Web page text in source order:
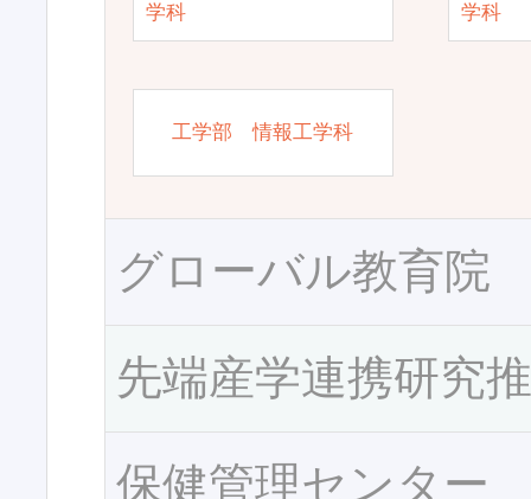
学科
学科
工学部 情報工学科
グローバル教育院
先端産学連携研究
保健管理センター